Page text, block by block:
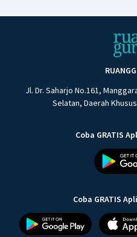
Jl. Dr. Saharjo No.161,
Selatan, Daerah
Coba GRATIS
Coba GRATIS